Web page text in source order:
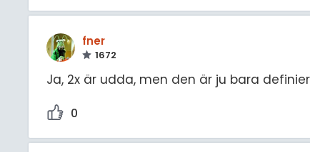
fner
1672
Ja, 2x är udda, men den är ju bara
0